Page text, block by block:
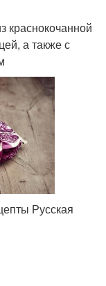
краснокочанной
а также с
Русская